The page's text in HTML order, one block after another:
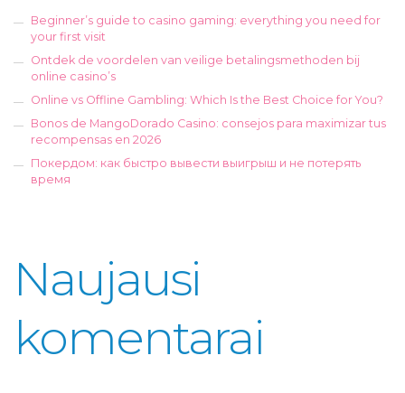
Beginner’s guide to casino gaming: everything you need for
your first visit
Ontdek de voordelen van veilige betalingsmethoden bij
online casino’s
Online vs Offline Gambling: Which Is the Best Choice for You?
Bonos de MangoDorado Casino: consejos para maximizar tus
recompensas en 2026
Покердом: как быстро вывести выигрыш и не потерять
время
Naujausi
komentarai